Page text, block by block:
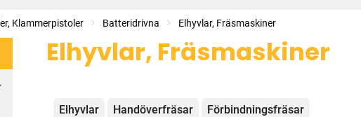
Klammerpistoler Batteridrivna Elhyvlar, Fräsmaskiner
Elhyvlar, Fräsmaskiner
Kategorier
Elhyvlar Handöverfräsar Förbindningsfräsar